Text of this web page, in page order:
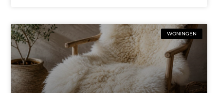
WONINGEN